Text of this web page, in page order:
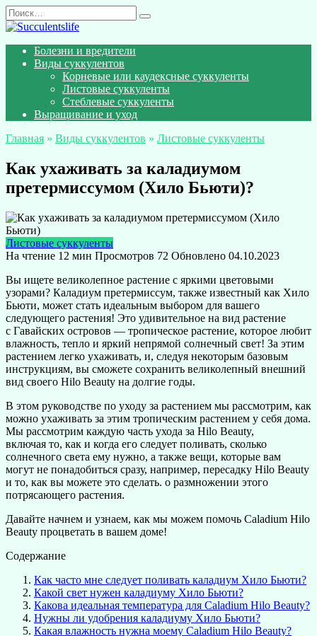
Перейти
к
Search
for:
Болезни и вредители
Виды суккулентов
Корневые или каудексные суккуленты
Листовые суккуленты
Стеблевые суккуленты
Выращивание и уход
Главная » Виды суккулентов » Листовые суккуленты
Как ухаживать за каладиумом
претермиссумом (Хило Бьюти)?
Листовые суккуленты
На чтение 12 мин Просмотров 72 Обновлено 04.10.2023
Вы ищете великолепное растение с яркими цветовыми
узорами? Каладиум претермиссум, также известный как Хило
Бьюти, может стать идеальным выбором для вашего
следующего растения! Это удивительное на вид растение
с Гавайских островов — тропическое растение, которое любит
влажность, тепло и яркий непрямой солнечный свет! За этим
растением легко ухаживать, и, следуя некоторым базовым
инструкциям, вы сможете сохранить великолепный внешний
вид своего Hilo Beauty на долгие годы.
В этом руководстве по уходу за растением мы рассмотрим, как
можно ухаживать за этим тропическим растением у себя дома.
Мы рассмотрим каждую часть ухода за Hilo Beauty,
включая то, как и когда его следует поливать, сколько
солнечного света ему нужно, а также вещи, которые вам
могут не понадобиться сразу, например, пересадку Hilo Beauty
и то, как вы можете это сделать. о размножении этого
потрясающего растения.
Давайте начнем и узнаем, как мы можем помочь Caladium Hilo
Beauty процветать в вашем доме!
Содержание
Как часто мне следует поливать каладиум Хило Бьюти?
Какой свет нужен каладиуму Хило Бьюти?
Какова идеальная температура для Caladium Hilo Beauty?
Нужны ли удобрения каладиуму Хило Бьюти?
Какая влажность нужна моему Caladium Hilo Beauty?